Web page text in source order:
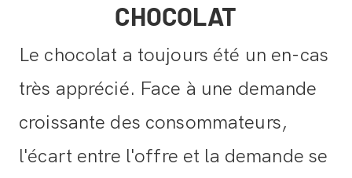
CHOCOLAT
Le chocolat a toujours été un en-cas
très apprécié. Face à une demande
croissante des consommateurs,
l'écart entre l'offre et la demande se